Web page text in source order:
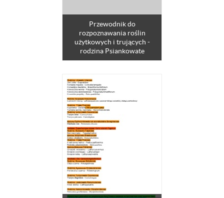
Przewodnik do
rozpoznawania roślin
użytkowych i trujących -
rodzina Psiankowate